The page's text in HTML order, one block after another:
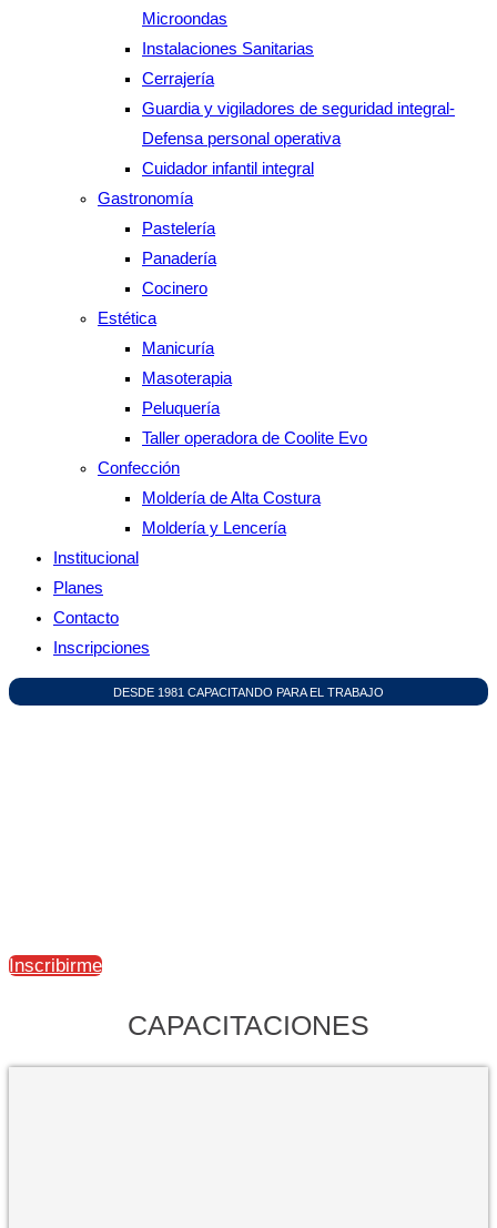
Microondas
Instalaciones Sanitarias
Cerrajería
Guardia y vigiladores de seguridad integral-
Defensa personal operativa
Cuidador infantil integral
Gastronomía
Pastelería
Panadería
Cocinero
Estética
Manicuría
Masoterapia
Peluquería
Taller operadora de Coolite Evo
Confección
Moldería de Alta Costura
Moldería y Lencería
Institucional
Planes
Contacto
Inscripciones
DESDE 1981 CAPACITANDO PARA EL TRABAJO
Inscribirme
CAPACITACIONES